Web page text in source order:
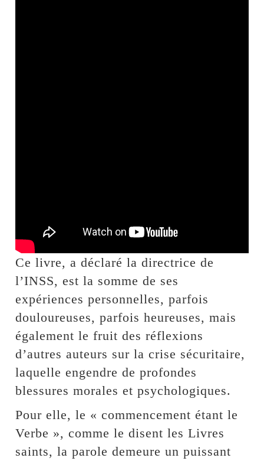
Ce livre, a déclaré la directrice de
l’INSS, est la somme de ses
expériences personnelles, parfois
douloureuses, parfois heureuses, mais
également le fruit des réflexions
d’autres auteurs sur la crise sécuritaire,
laquelle engendre de profondes
blessures morales et psychologiques.
Pour elle, le « commencement étant le
Verbe », comme le disent les Livres
saints, la parole demeure un puissant